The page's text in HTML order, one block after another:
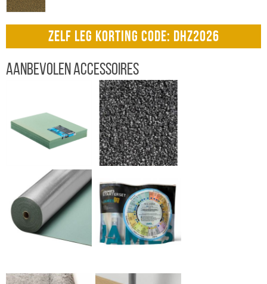
ZELF LEG KORTING CODE: DHZ2026
Aanbevolen accessoires